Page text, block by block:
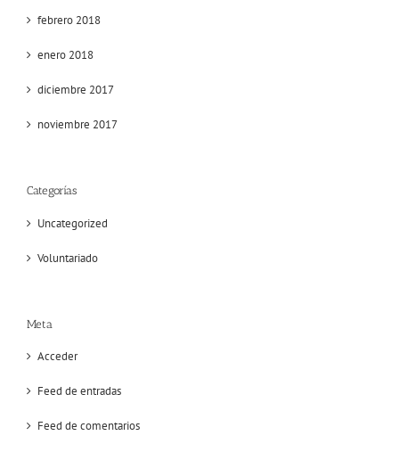
febrero 2018
enero 2018
diciembre 2017
noviembre 2017
Categorías
Uncategorized
Voluntariado
Meta
Acceder
Feed de entradas
Feed de comentarios